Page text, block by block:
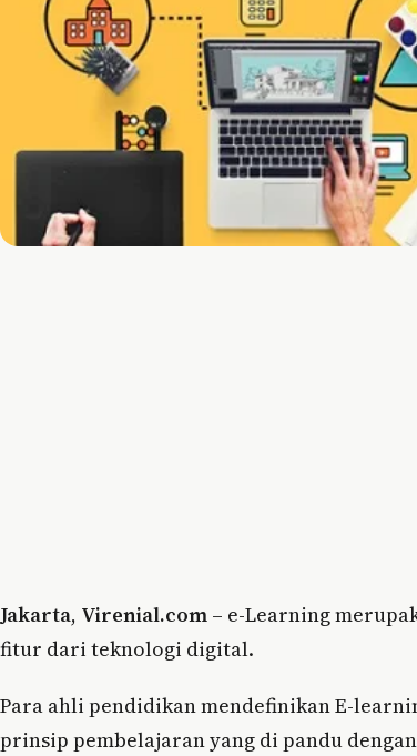
Jakarta, Virenial.com – e-Learning
fitur dari teknologi digital.
Para ahli pendidikan mendefinikan E-
prinsip pembelajaran yang di pandu